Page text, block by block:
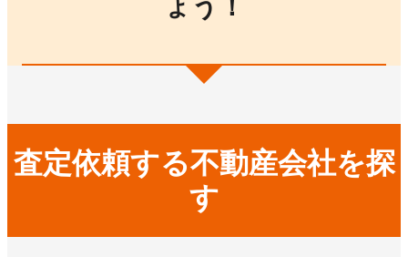
ょう！
査定依頼する不動産会社を探
す